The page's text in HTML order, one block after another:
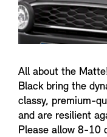
All about the
Black bring the
classy, premium-
and are resilient
Please allow 8-10